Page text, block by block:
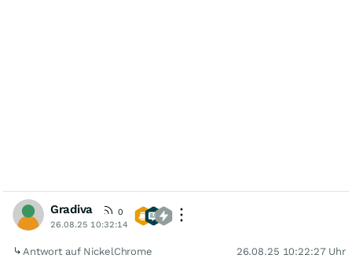
Gradiva
0
26.08.25 10:32:14
Antwort auf NickelChrome 26.08.25 10:22:27 Uhr